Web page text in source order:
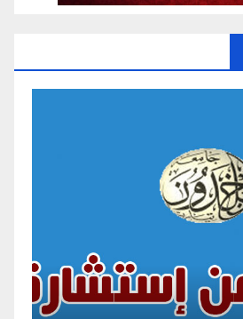
مناقصات